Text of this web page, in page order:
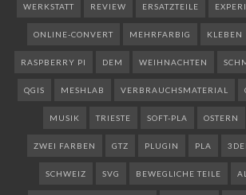
WERKSTATT REVIEW ERSATZTEILE
ONLINE-CONVERT MEHRFARBIG KLEBEN
RASPBERRY PI DEM WEIHNACHTEN
QGIS MESHLAB VERBRAUCHSMATERIAL
MUSIK TRIESTE SOFT-PLA OSTERN
ZWEI FARBEN GTZ PLUGIN PLA
SCHWEIZ SVG BEWEGLICHE TEILE